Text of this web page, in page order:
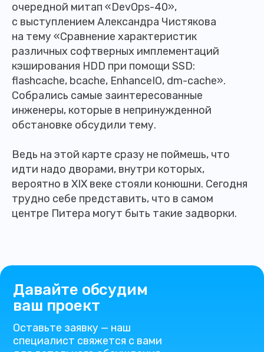
очередной митап «DevOps-40»,
с выступлением Александра Чистякова
на тему «Сравнение характеристик
различных софтверных имплементаций
кэширования HDD при помощи SSD:
flashcache, bcache, EnhanceIO, dm-cache».
Собрались самые заинтересованные
инженеры, которые в непринужденной
обстановке обсудили тему.
Ведь на этой карте сразу не поймешь, что
идти надо дворами, внутри которых,
вероятно в XIX веке стояли конюшни. Сегодня
трудно себе представить, что в самом
центре Питера могут быть такие задворки.
Давайте обсудим
ваш проект
Оставьте заявку — наш
специалист свяжется с вами